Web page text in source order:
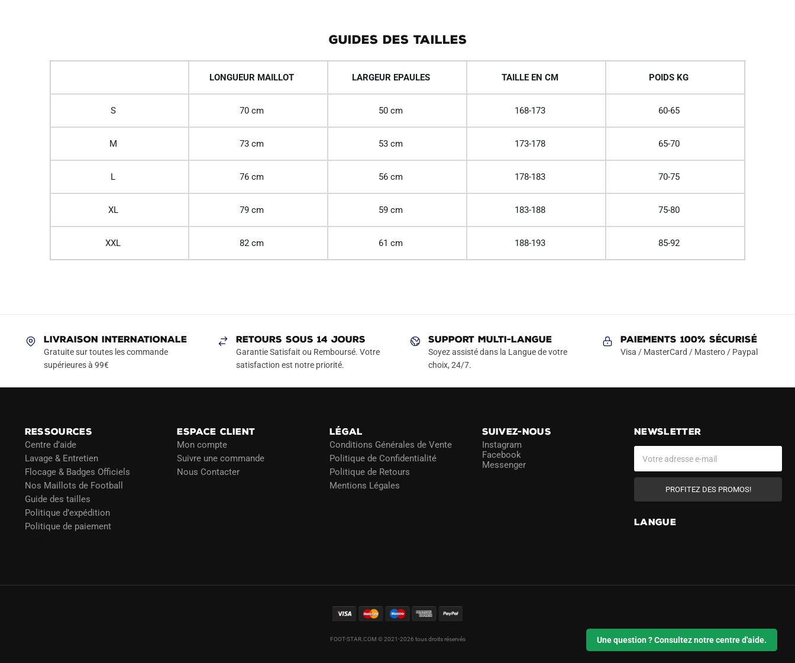
Une question ? Consultez notre centre d'aide.
GUIDES DES TAILLES
LONGUEUR MAILLOT LARGEUR EPAULES TAILLE EN CM POIDS KG
S 70 cm 50 cm 168-173 60-65
M 73 cm 53 cm 173-178 65-70
L 76 cm 56 cm 178-183 70-75
XL 79 cm 59 cm 183-188 75-80
XXL 82 cm 61 cm 188-193 85-92
LIVRAISON INTERNATIONALE
Gratuite sur toutes les commande
supérieures à 99€
RETOURS SOUS 14 JOURS
Garantie Satisfait ou Remboursé. Votre
satisfaction est notre priorité.
SUPPORT MULTI-LANGUE
Soyez assisté dans la Langue de votre
choix, 24/7.
Paiements 100% Sécurisé
Visa / MasterCard / Mastero / Paypal
RESSOURCES
Centre d’aide
Lavage & Entretien
Flocage & Badges Officiels
Nos Maillots de Football
Guide des tailles
Politique d’expédition
Politique de paiement
ESPACE CLIENT
Mon compte
Suivre une commande
Nous Contacter
LÉGAL
Conditions Générales de Vente
Politique de Confidentialité
Politique de Retours
Mentions Légales
SUIVEZ-NOUS
Instagram
Facebook
Messenger
NEWSLETTER
PROFITEZ DES PROMOS!
LANGUE
FOOT-STAR.COM © 2021-2026 tous droits réservés